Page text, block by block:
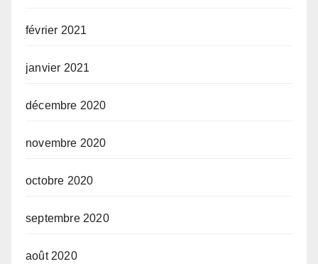
février 2021
janvier 2021
décembre 2020
novembre 2020
octobre 2020
septembre 2020
août 2020